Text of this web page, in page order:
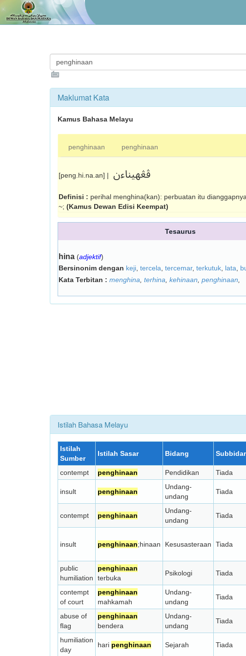
Maklumat Kata
Kamus Bahasa Melayu
penghinaan penghinaan
[peng.hi.na.an] | ڤڠهيناءن
Definisi : perihal menghina(kan): per­buat­an itu
~; (Kamus Dewan Edisi Keempat)
Tesaurus
hina (adjektif)
Bersinonim dengan keji tercela tercemar, terkutuk lata
Kata Terbitan : menghina terhina kehinaan penghinaan
Istilah Bahasa Melayu
Istilah
Sumber
Istilah Sasar Bidang
contempt penghinaan Pendidikan Tiada
insult penghinaan
Undang-
undang
Tiada
contempt penghinaan
Undang-
undang
Tiada
insult penghinaan;hinaan Kesusasteraan Tiada
public
humiliation
penghinaan
terbuka
Psikologi Tiada
contempt
of court
penghinaan
mahkamah
Undang-
undang
Tiada
abuse of
flag
penghinaan
bendera
Undang-
undang
Tiada
humiliation
day
hari penghinaan Sejarah Tiada